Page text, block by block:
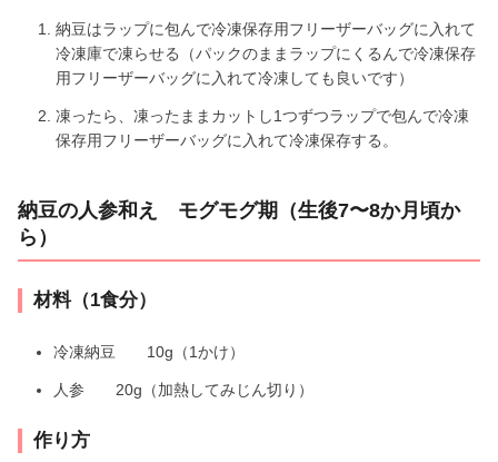
納豆はラップに包んで冷凍保存用フリーザーバッグに入れて
冷凍庫で凍らせる（パックのままラップにくるんで冷凍保存
用フリーザーバッグに入れて冷凍しても良いです）
凍ったら、凍ったままカットし1つずつラップで包んで冷凍
保存用フリーザーバッグに入れて冷凍保存する。
納豆の人参和え モグモグ期（生後7〜8か月頃か
ら）
材料（1食分）
冷凍納豆 10g（1かけ）
人参 20g（加熱してみじん切り）
作り方